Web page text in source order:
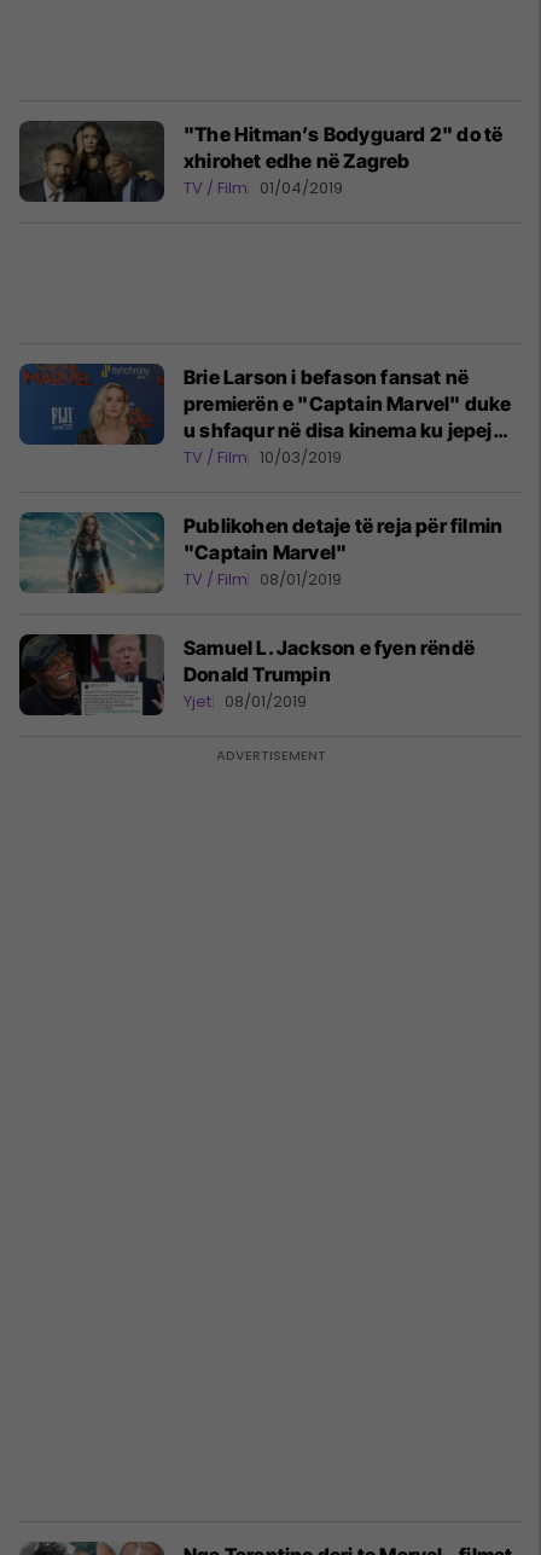
"The Hitman’s Bodyguard 2" do të
xhirohet edhe në Zagreb
TV / Film 01/04/2019
Brie Larson i befason fansat në
premierën e "Captain Marvel" duke
u shfaqur në disa kinema ku jepej
filmi
TV / Film 10/03/2019
Publikohen detaje të reja për filmin
"Captain Marvel"
TV / Film 08/01/2019
Samuel L. Jackson e fyen rëndë
Donald Trumpin
Yjet 08/01/2019